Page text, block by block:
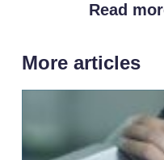
Read
More articles